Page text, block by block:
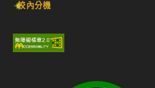
校內分機